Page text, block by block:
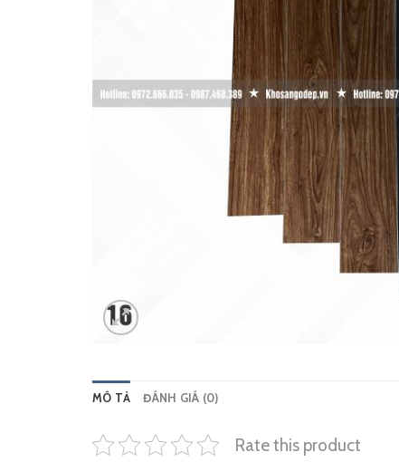
MÔ TẢ ĐÁNH GIÁ (0)
Rate this product